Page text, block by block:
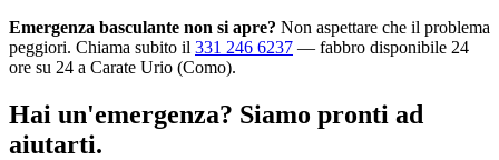
Emergenza basculante non si apre? Non aspettare che il problema
peggiori. Chiama subito il 331 246 6237 — fabbro disponibile 24
ore su 24 a Carate Urio (Como).
Hai un'emergenza? Siamo pronti ad
aiutarti.